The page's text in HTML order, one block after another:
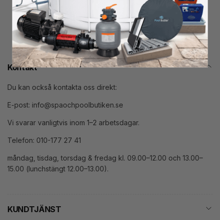
post
Kontakt
Du kan också kontakta oss direkt:
E-post: info@spaochpoolbutiken.se
Vi svarar vanligtvis inom 1–2 arbetsdagar.
Telefon: 010-177 27 41
måndag, tisdag, torsdag & fredag kl. 09.00–12.00 och 13.00–
15.00 (lunchstängt 12.00–13.00).
KUNDTJÄNST